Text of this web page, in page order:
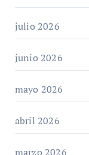
julio 2026
junio 2026
mayo 2026
abril 2026
marzo 2026